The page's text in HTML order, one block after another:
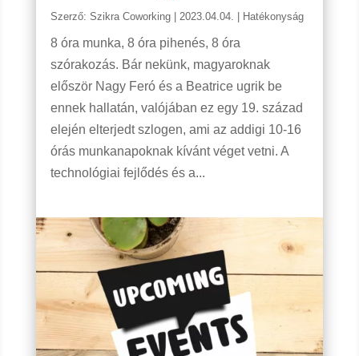
Szerző: Szikra Coworking| 2023.04.04. Hatékonyság
8 óra munka, 8 óra pihenés, 8 óra
szórakozás. Bár nekünk, magyaroknak
először Nagy Feró és a Beatrice ugrik be
ennek hallatán, valójában ez egy 19. század
elején elterjedt szlogen, ami az addigi 10-16
órás munkanapoknak kívánt véget vetni. A
technológiai fejlődés és a...